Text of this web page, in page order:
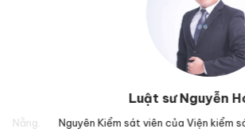
Luật sư Nguyễn Hoài
Nguyên Kiểm sát viên của Viện kiểm sát